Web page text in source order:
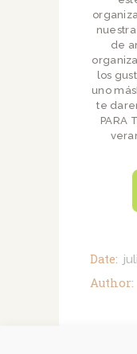
de
los
uno
te
PARA
Date:
Author: